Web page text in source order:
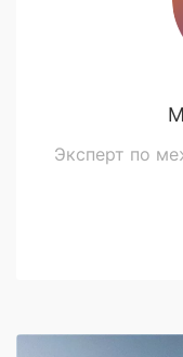
Эксперт по